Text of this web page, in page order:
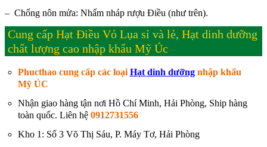
– Chống nôn mửa: Nhấm nháp rượu Điều (như trên).
Cung cấp Hạt Điều Vỏ Lụa sỉ và lẻ, Hạt dinh dưỡng
chất lượng cao nhập khẩu Mỹ Úc
Phucthao cung cấp các loại Hạt dinh dưỡngnhập khẩu
Mỹ ÚC
Nhận giao hàng tận nơi Hồ Chí Minh, Hải Phòng, Ship hàng
toàn quốc. Liên hệ 0912731556
Kho 1: Số 3 Võ Thị Sáu, P. Máy Tơ, Hải Phòng